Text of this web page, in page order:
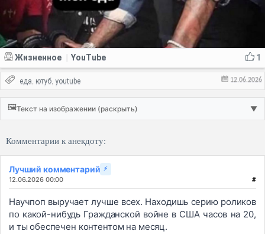
1
Жизненное YouTube
12.06.2026
еда, ютуб, youtube
🖼️Текст на изображении (раскрыть) ▼
Комментарии к анекдоту:
Лучший комментарий ⚡
12.06.2026 00:00 #
Научпоп выручает лучше всех. Находишь серию роликов
по какой-нибудь Гражданской войне в США часов на 20,
и ты обеспечен контентом на месяц.